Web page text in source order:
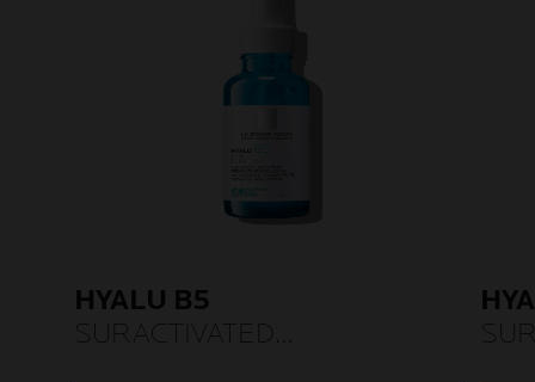
HYALU B5
SURACTIVATED